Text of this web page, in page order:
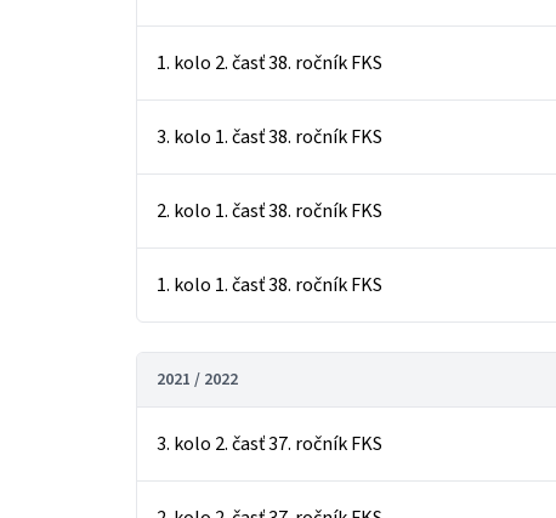
1. kolo 2. časť 38. ročník FKS
3. kolo 1. časť 38. ročník FKS
2. kolo 1. časť 38. ročník FKS
1. kolo 1. časť 38. ročník FKS
2021 / 2022
3. kolo 2. časť 37. ročník FKS